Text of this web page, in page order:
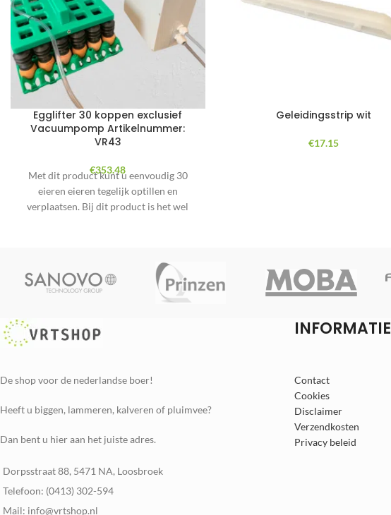
Egglifter 30 koppen exclusief
Vacuumpomp Artikelnummer:
VR43
€353.48
Met dit product kunt u eenvoudig 30
eieren eieren tegelijk optillen en
verplaatsen. Bij dit product is het wel
Geleidingsstrip wit
€17.15
INFORMATIE
De shop voor de nederlandse boer!
Heeft u biggen, lammeren, kalveren of pluimvee?
Dan bent u hier aan het juiste adres.
Dorpsstraat 88, 5471 NA, Loosbroek
Telefoon: (0413) 302-594
Mail: info@vrtshop.nl
Contact
Cookies
Disclaimer
Verzendkosten
Privacy beleid